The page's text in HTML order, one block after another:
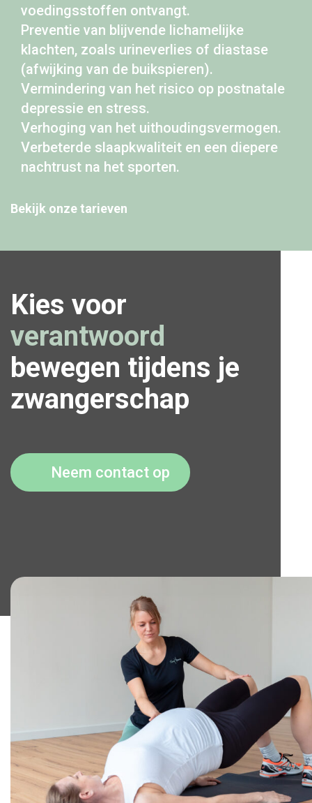
voedingsstoffen ontvangt.
Preventie van blijvende lichamelijke
klachten, zoals urineverlies of diastase
(afwijking van de buikspieren).
Vermindering van het risico op postnatale
depressie en stress.
Verhoging van het uithoudingsvermogen.
Verbeterde slaapkwaliteit en een diepere
nachtrust na het sporten.
Bekijk onze tarieven
Kies voor
verantwoord
bewegen tijdens je
zwangerschap
Neem contact op